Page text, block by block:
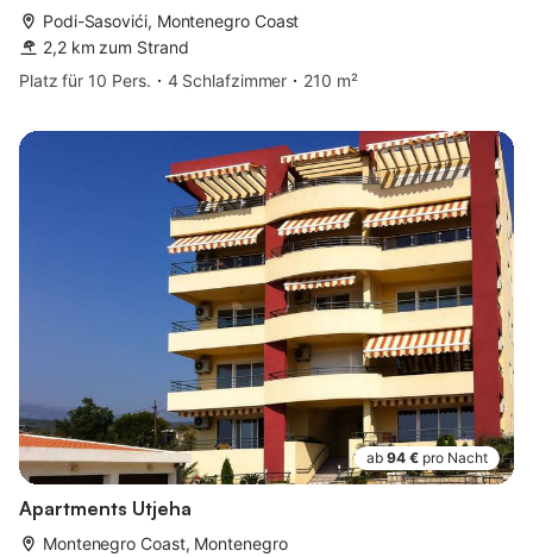
Podi-Sasovići, Montenegro Coast
2,2 km zum Strand
Platz für 10 Pers.
4 Schlafzimmer 210 m²
ab 94 € pro Nacht
Apartments Utjeha
Montenegro Coast, Montenegro